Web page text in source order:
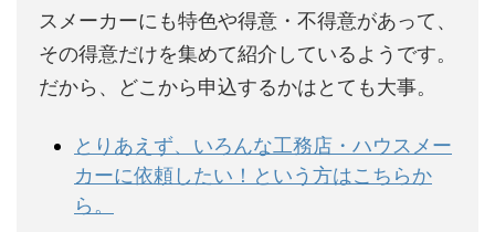
スメーカーにも特色や得意・不得意があって、
その得意だけを集めて紹介しているようです。
だから、どこから申込するかはとても大事。
とりあえず、いろんな工務店・ハウスメー
カーに依頼したい！という方はこちらか
ら。